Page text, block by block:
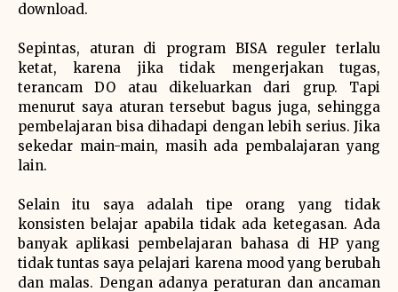
download.
Sepintas, aturan di program BISA reguler terlalu
ketat, karena jika tidak mengerjakan tugas,
terancam DO atau dikeluarkan dari grup. Tapi
menurut saya aturan tersebut bagus juga, sehingga
pembelajaran bisa dihadapi dengan lebih serius. Jika
sekedar main-main, masih ada pembalajaran yang
lain.
Selain itu saya adalah tipe orang yang tidak
konsisten belajar apabila tidak ada ketegasan. Ada
banyak aplikasi pembelajaran bahasa di HP yang
tidak tuntas saya pelajari karena mood yang berubah
dan malas. Dengan adanya peraturan dan ancaman